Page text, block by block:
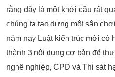
rằng đây là một khởi đầu rất
chúng ta tạo dựng một sân
năm nay Luật kiến trúc mới có
thành 3 nội dung cơ bản để
nghề nghiệp, CPD và Thi sát